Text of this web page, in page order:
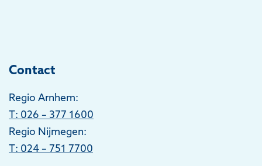
Contact
Regio Arnhem:
T: 026 – 377 1600
Regio Nijmegen:
T: 024 – 751 7700